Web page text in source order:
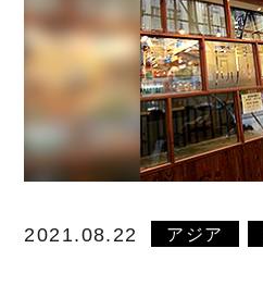
2021.08.22 アジア